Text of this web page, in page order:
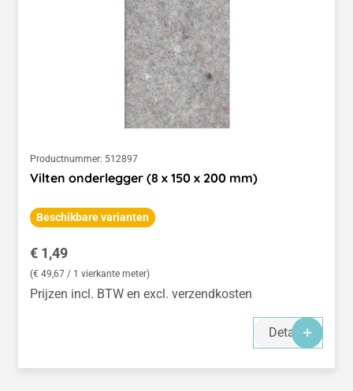
Productnummer: 512897
Vilten onderlegger (8 x 150 x 200 mm)
Beschikbare varianten
Normale prijs:
€ 1,49
(€ 49,67 / 1 vierkante meter)
Prijzen incl. BTW en excl. verzendkosten
Details